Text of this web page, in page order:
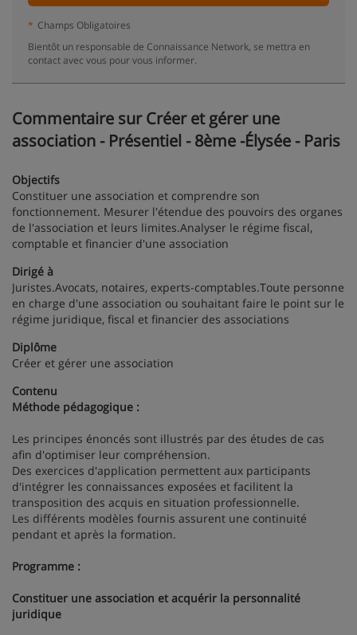
* Champs Obligatoires
Bientôt un responsable de Connaissance Network, se mettra en
contact avec vous pour vous informer.
Commentaire sur Créer et gérer une
association - Présentiel - 8ème -Élysée - Paris
Objectifs
Constituer une association et comprendre son
fonctionnement. Mesurer l'étendue des pouvoirs des organes
de l'association et leurs limites.Analyser le régime fiscal,
comptable et financier d'une association
Dirigé à
Juristes.Avocats, notaires, experts-comptables.Toute personne
en charge d'une association ou souhaitant faire le point sur le
régime juridique, fiscal et financier des associations
Diplôme
Créer et gérer une association
Contenu
Méthode pédagogique :
Les principes énoncés sont illustrés par des études de cas
afin d'optimiser leur compréhension.
Des exercices d'application permettent aux participants
d'intégrer les connaissances exposées et facilitent la
transposition des acquis en situation professionnelle.
Les différents modèles fournis assurent une continuité
pendant et après la formation.
Programme :
Constituer une association et acquérir la personnalité
juridique